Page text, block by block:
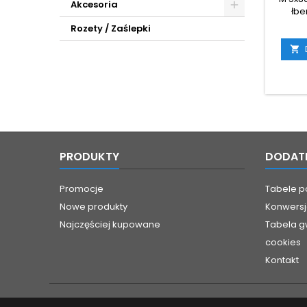
Akcesoria
Rozety / Zaślepki

PRODUKTY
Promocje
Nowe produkty
Najczęściej kupowane
Tabele
Tabela
cookies
Kontakt